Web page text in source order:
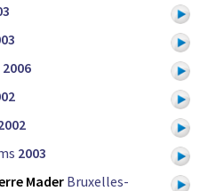
2006
2003
Mader Bruxelles-